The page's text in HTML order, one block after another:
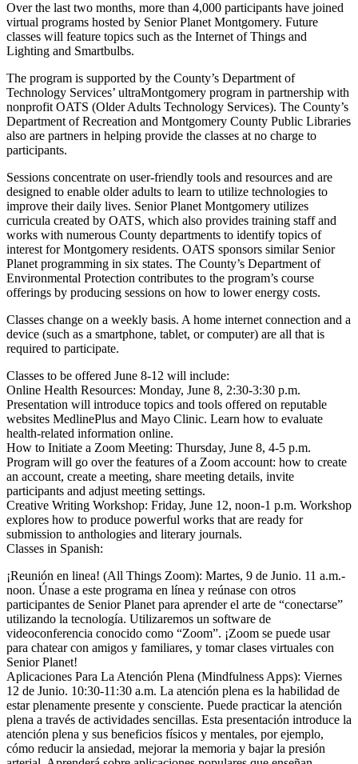
Over the last two months, more than 4,000 participants have joined
virtual programs hosted by Senior Planet Montgomery. Future
classes will feature topics such as the Internet of Things and
Lighting and Smartbulbs.
The program is supported by the County’s Department of
Technology Services’ ultraMontgomery program in partnership with
nonprofit OATS (Older Adults Technology Services). The County’s
Department of Recreation and Montgomery County Public Libraries
also are partners in helping provide the classes at no charge to
participants.
Sessions concentrate on user-friendly tools and resources and are
designed to enable older adults to learn to utilize technologies to
improve their daily lives. Senior Planet Montgomery utilizes
curricula created by OATS, which also provides training staff and
works with numerous County departments to identify topics of
interest for Montgomery residents. OATS sponsors similar Senior
Planet programming in six states. The County’s Department of
Environmental Protection contributes to the program’s course
offerings by producing sessions on how to lower energy costs.
Classes change on a weekly basis. A home internet connection and a
device (such as a smartphone, tablet, or computer) are all that is
required to participate.
Classes to be offered June 8-12 will include:
Online Health Resources: Monday, June 8, 2:30-3:30 p.m.
Presentation will introduce topics and tools offered on reputable
websites MedlinePlus and Mayo Clinic. Learn how to evaluate
health-related information online.
How to Initiate a Zoom Meeting: Thursday, June 8, 4-5 p.m.
Program will go over the features of a Zoom account: how to create
an account, create a meeting, share meeting details, invite
participants and adjust meeting settings.
Creative Writing Workshop: Friday, June 12, noon-1 p.m. Workshop
explores how to produce powerful works that are ready for
submission to anthologies and literary journals.
Classes in Spanish:
¡Reunión en linea! (All Things Zoom): Martes, 9 de Junio. 11 a.m.-
noon. Únase a este programa en línea y reúnase con otros
participantes de Senior Planet para aprender el arte de “conectarse”
utilizando la tecnología. Utilizaremos un software de
videoconferencia conocido como “Zoom”. ¡Zoom se puede usar
para chatear con amigos y familiares, y tomar clases virtuales con
Senior Planet!
Aplicaciones Para La Atención Plena (Mindfulness Apps): Viernes
12 de Junio. 10:30-11:30 a.m. La atención plena es la habilidad de
estar plenamente presente y consciente. Puede practicar la atención
plena a través de actividades sencillas. Esta presentación introduce la
atención plena y sus beneficios físicos y mentales, por ejemplo,
cómo reducir la ansiedad, mejorar la memoria y bajar la presión